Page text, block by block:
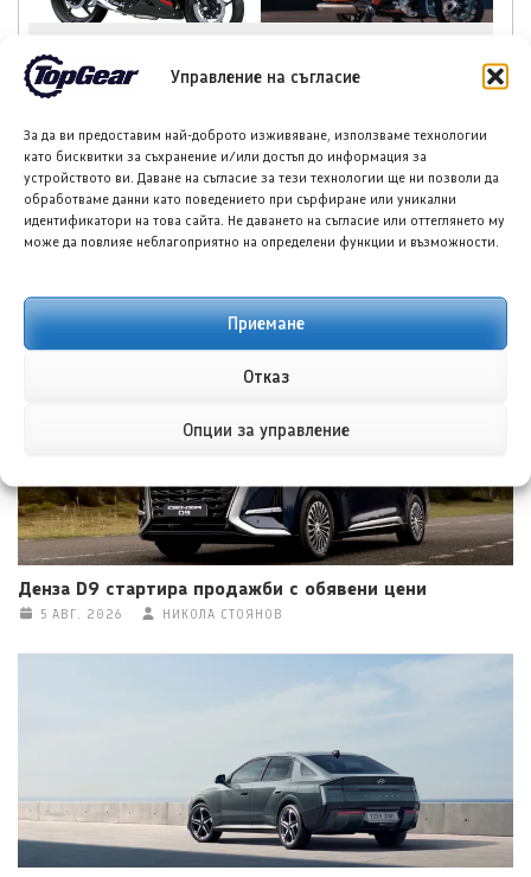
Управление на съгласие
За да ви предоставим най-доброто изживяване, използваме технологии
като бисквитки за съхранение и/или достъп до информация за
устройството ви. Даване на съгласие за тези технологии ще ни позволи да
обработваме данни като поведението при сърфиране или уникални
идентификатори на това сайта. Не даването на съгласие или оттеглянето му
може да повлияе неблагоприятно на определени функции и възможности.
Приемане
Отказ
Опции за управление
цветовете и цените за
моделите си Версус
З500 и Нинджа за
2027 г.
преобръща
НОВИ ПУБЛИКАЦИИ
Денза D9 стартира продажби с обявени цени
5 АВГ. 2026 НИКОЛА СТОЯНОВ